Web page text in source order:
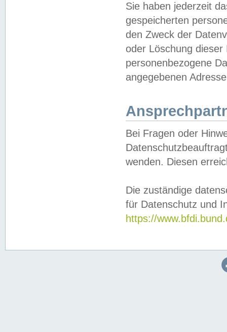
Sie haben jederzeit
gespeicherten
den Zweck der
oder Löschung
personenbezogene
angegebenen
Bei Fragen oder
wenden. Diesen
Die zuständige
für Datenschutz und
https://